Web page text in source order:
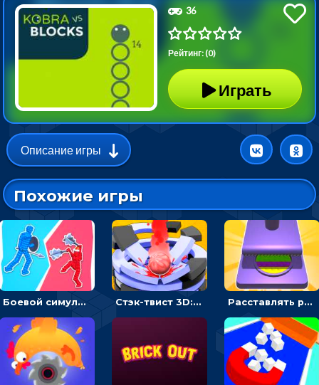
36
Рейтинг: (0)
Играть
Описание игры
Похожие игры
Боевой симулятор 3D: повтори позу рыцаря и победи врага Стэк-твист 3D: тапай по шарику, чтобы разбивать платформы Расставлять резиновые кубики, чтобы делать поп-ит - гиперказуальные